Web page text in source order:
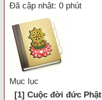
Đã cập nhật: 0 phút
Mục lục
[1] Cuộc đời đức Phật